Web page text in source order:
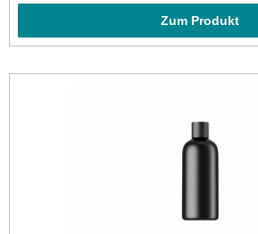
sollten nur auf der Punktmatrix
Zum Produkt